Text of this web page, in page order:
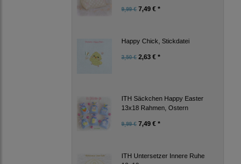
9,99 € 7,49 € *
Happy Chick, Stickdatei
3,50 € 2,63 € *
ITH Säckchen Happy Easter
13x18 Rahmen, Ostern
9,99 € 7,49 € *
ITH Untersetzer Innere Ruhe